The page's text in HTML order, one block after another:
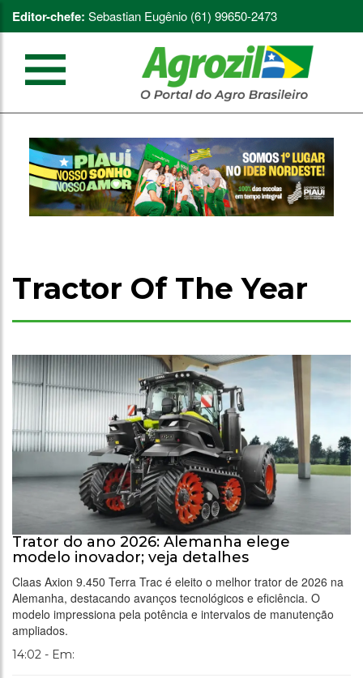
Editor-chefe: Sebastian Eugênio (61) 99650-2473
Tractor Of The Year
Trator do ano 2026: Alemanha elege
modelo inovador; veja detalhes
Claas Axion 9.450 Terra Trac é eleito o melhor trator de 2026 na
Alemanha, destacando avanços tecnológicos e eficiência. O
modelo impressiona pela potência e intervalos de manutenção
ampliados.
14:02 - Em: